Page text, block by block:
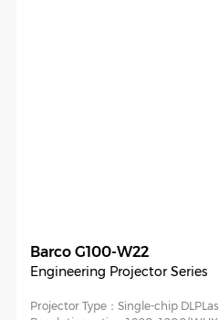
Barco G100-W22
Engineering Projector Series
Projector Type： Single-chip